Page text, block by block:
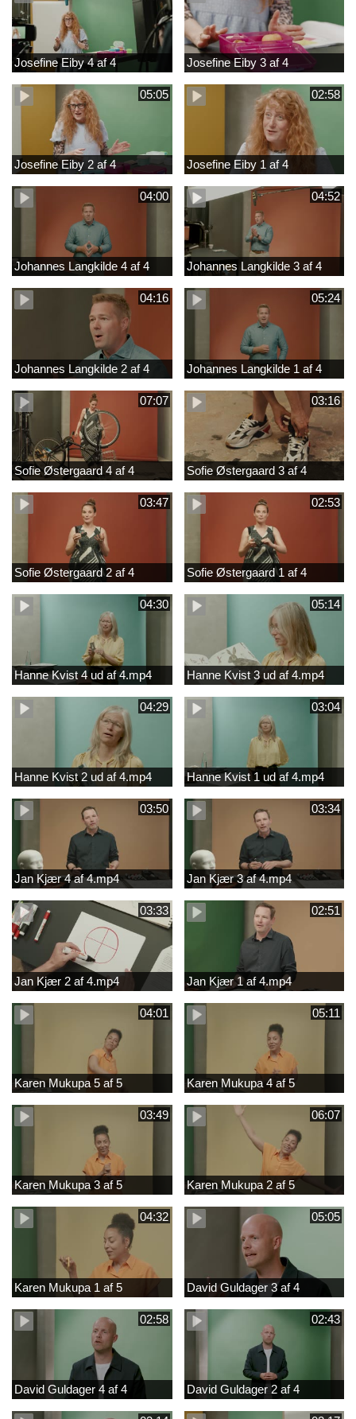
Josefine Eiby 4 af 4 Josefine Eiby 3 af 4
05:05
Josefine Eiby 2 af 4
02:58
Josefine Eiby 1 af 4
04:00
Johannes Langkilde 4 af 4
04:52
Johannes Langkilde 3 af 4
04:16
Johannes Langkilde 2 af 4
05:24
Johannes Langkilde 1 af 4
07:07
Sofie Østergaard 4 af 4
03:16
Sofie Østergaard 3 af 4
03:47
Sofie Østergaard 2 af 4
02:53
Sofie Østergaard 1 af 4
04:30
Hanne Kvist 4 ud af 4.mp4
05:14
Hanne Kvist 3 ud af 4.mp4
04:29
Hanne Kvist 2 ud af 4.mp4
03:04
Hanne Kvist 1 ud af 4.mp4
03:50
Jan Kjær 4 af 4.mp4
03:34
Jan Kjær 3 af 4.mp4
03:33
Jan Kjær 2 af 4.mp4
02:51
Jan Kjær 1 af 4.mp4
04:01
Karen Mukupa 5 af 5
05:11
Karen Mukupa 4 af 5
03:49
Karen Mukupa 3 af 5
06:07
Karen Mukupa 2 af 5
04:32
Karen Mukupa 1 af 5
05:05
David Guldager 3 af 4
02:58
David Guldager 4 af 4
02:43
David Guldager 2 af 4